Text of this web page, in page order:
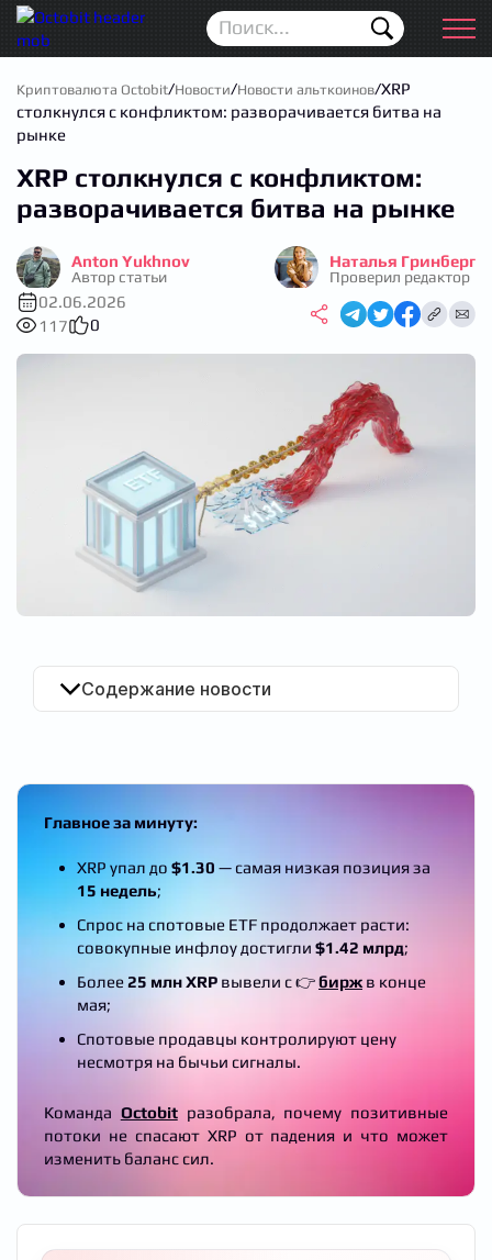
Новости
Для новичков
Аирдропы
Криптовалюта
Биржи
Трейдинг
Кошельки
Прогноз цен
Криптовалюта Octobit/Новости/Новости альткоинов/XRP
столкнулся с конфликтом: разворачивается битва на
рынке
XRP столкнулся с конфликтом:
разворачивается битва на рынке
Anton Yukhnov
Автор статьи
Наталья Гринберг
Проверил редактор
02.06.2026
117
0
Содержание новости
Главное за минуту:
XRP упал до $1.30 — самая низкая позиция за
15 недель;
Спрос на спотовые ETF продолжает расти:
совокупные инфлоу достигли $1.42 млрд;
Более25 млн XRP вывели с 👉бирж в конце
мая;
Спотовые продавцы контролируют цену
несмотря на бычьи сигналы.
Команда Octobitразобрала, почему позитивные
потоки не спасают XRP от падения и что может
изменить баланс сил.